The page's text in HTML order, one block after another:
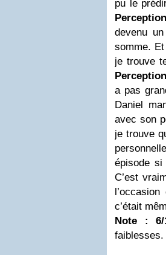
pu le
Perception
devenu
somme.
je trouve
Perception
a pas
Daniel
avec son
je trouve
épisode
C’est
c’était
Note : 6/
faiblesses.